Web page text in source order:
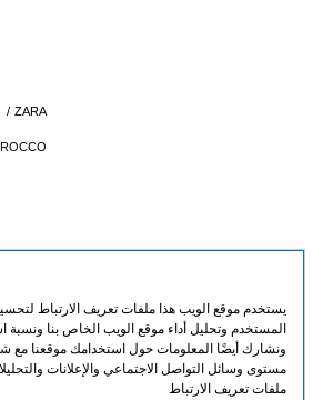
ZARA
/
يستخدم موقع الويب هذا ملفات تعريف الارتباط
المستخدم وتحليل أداء موقع الويب الخاص بنا ونسبة
ونشارك أيضًا المعلومات حول استخدامك موقعنا مع
مستوى وسائل التواصل الاجتماعي والإعلانات
ملفات تعريف الارتباط